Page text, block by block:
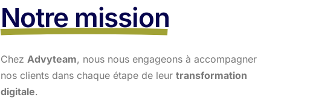
Notre mission
Chez Advyteam, nous nous engageons à accompagner
nos clients dans chaque étape de leur transformation
digitale.